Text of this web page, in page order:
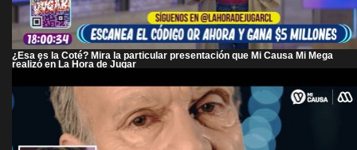
¿Esa es la Coté? Mira la particular presentación que Mi Causa Mi Mega
realizó en La Hora de Jugar